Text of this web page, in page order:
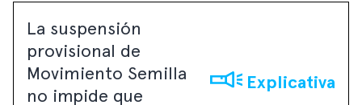
La suspensión
provisional de
Movimiento Semilla
no impide que
Explicativa